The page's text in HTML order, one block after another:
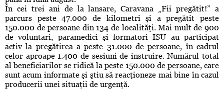
În cei trei ani de la lansare, Caravana „Fii pregătit!” a
parcurs peste 47.000 de kilometri şi a pregătit peste
150.000 de persoane din 134 de localităţi. Mai mult de 900
de voluntari, paramedici şi formatori ISU au participat
activ la pregătirea a peste 31.000 de persoane, în cadrul
celor aproape 1.400 de sesiuni de instruire. Numărul total
al beneficiarilor se ridică la peste 150.000 de persoane, care
sunt acum informate şi ştiu să reacţioneze mai bine în cazul
producerii unei situaţii de urgenţă.